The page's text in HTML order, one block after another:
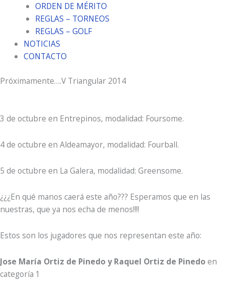
ORDEN DE MÉRITO
REGLAS – TORNEOS
REGLAS – GOLF
NOTICIAS
CONTACTO
Próximamente….V Triangular 2014
3 de octubre en Entrepinos, modalidad: Foursome.
4 de octubre en Aldeamayor, modalidad: Fourball.
5 de octubre en La Galera, modalidad: Greensome.
¿¿¿En qué manos caerá este año??? Esperamos que en las
nuestras, que ya nos echa de menos!!!!
Estos son los jugadores que nos representan este año:
Jose María Ortiz de Pinedo y Raquel Ortiz de Pinedoen
categoría 1